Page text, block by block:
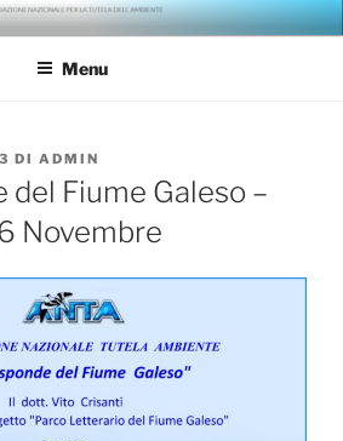
PER LA TUTELA
Menu
DI ADMIN
del Fiume Galeso –
Novembre